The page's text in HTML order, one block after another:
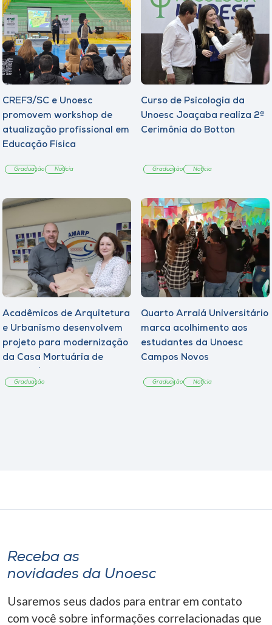
CREF3/SC e Unoesc
promovem workshop de
atualização profissional em
Educação Física
Graduação Notícia
Curso de Psicologia da
Unoesc Joaçaba realiza 2ª
Cerimônia do Botton
Graduação Notícia
Acadêmicos de Arquitetura
e Urbanismo desenvolvem
projeto para modernização
da Casa Mortuária de
Graduação
Quarto Arraiá Universitário
marca acolhimento aos
estudantes da Unoesc
Campos Novos
Graduação Notícia
Receba as
novidades da Unoesc
Usaremos seus dados para entrar em contato
com você sobre informações correlacionadas que